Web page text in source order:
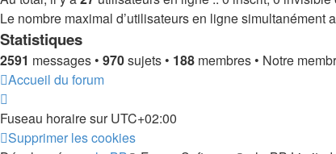
Le nombre maximal d’utilisateurs en ligne simultanément
Statistiques
2591 messages • 970sujets • 188 membres • Notre
Accueil du forum
Fuseau horaire surUTC+02:00
Supprimer les cookies